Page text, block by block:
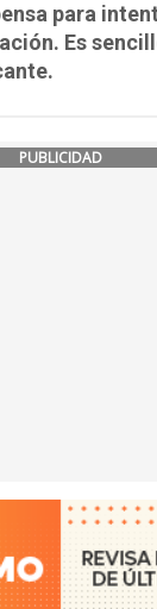
para
Es
PUBLICIDAD